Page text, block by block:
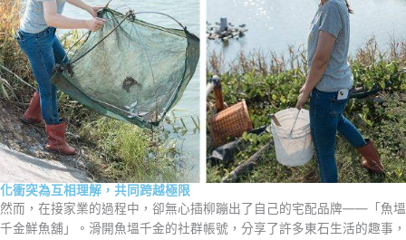
化衝突為互相理解，共同跨越極限
然⽽，在接家業的過程中，卻無⼼插柳蹦出了⾃⼰的宅配品牌——「⿂塭
千⾦鮮⿂舖」。滑開⿂塭千⾦的社群帳號，分享了許多東⽯⽣活的趣事，